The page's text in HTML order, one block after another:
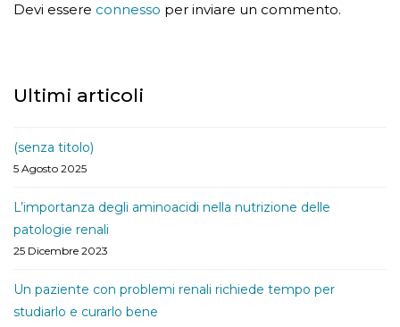
Devi essere connesso per inviare un commento.
Ultimi articoli
(senza titolo)
5 Agosto 2025
L’importanza degli aminoacidi nella nutrizione delle
patologie renali
25 Dicembre 2023
Un paziente con problemi renali richiede tempo per
studiarlo e curarlo bene